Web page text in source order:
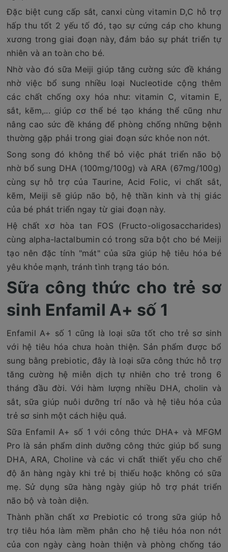
Đặc biệt cung cấp sắt, canxi cùng vitamin D,C hỗ trợ
hấp thu tốt 2 yếu tố đó, tạo sự cứng cáp cho khung
xương trong giai đoạn này, đảm bảo sự phát triển tự
nhiên và an toàn cho bé.
Nhờ vào đó sữa Meiji giúp tăng cường sức đề kháng
nhờ việc bổ sung nhiều loại Nucleotide cộng thêm
các chất chống oxy hóa như: vitamin C, vitamin E,
sắt, kẽm,... giúp cơ thể bé tạo kháng thể cũng như
nâng cao sức đề kháng để phòng chống những bệnh
thường gặp phải trong giai đoạn sức khỏe non nớt.
Song song đó không thể bỏ việc phát triển não bộ
nhờ bổ sung DHA (100mg/100g) và ARA (67mg/100g)
cùng sự hỗ trợ của Taurine, Acid Folic, vi chất sắt,
kẽm, Meiji sẽ giúp não bộ, hệ thần kinh và thị giác
của bé phát triển ngay từ giai đoạn này.
Hệ chất xơ hòa tan FOS (Fructo-oligosaccharides)
cùng alpha-lactalbumin có trong sữa bột cho bé Meiji
tạo nên đặc tính "mát" của sữa giúp hệ tiêu hóa bé
yêu khỏe mạnh, tránh tình trạng táo bón.
Sữa công thức cho trẻ sơ
sinh Enfamil A+ số 1
Enfamil A+ số 1 cũng là loại sữa tốt cho trẻ sơ sinh
với hệ tiêu hóa chưa hoàn thiện. Sản phẩm được bổ
sung bằng prebiotic, đây là loại sữa công thức hỗ trợ
tăng cường hệ miễn dịch tự nhiên cho trẻ trong 6
tháng đầu đời. Với hàm lượng nhiều DHA, cholin và
sắt, sữa giúp nuôi dưỡng trí não và hệ tiêu hóa của
trẻ sơ sinh một cách hiệu quả.
Sữa Enfamil A+ số 1 với công thức DHA+ và MFGM
Pro là sản phẩm dinh dưỡng công thức giúp bổ sung
DHA, ARA, Choline và các vi chất thiết yếu cho chế
độ ăn hàng ngày khi trẻ bị thiếu hoặc không có sữa
mẹ. Sử dụng sữa hàng ngày giúp hỗ trợ phát triển
não bộ và toàn diện.
Thành phần chất xơ Prebiotic có trong sữa giúp hỗ
trợ tiêu hóa làm mềm phân cho hệ tiêu hóa non nớt
của con ngày càng hoàn thiện và phòng chống táo